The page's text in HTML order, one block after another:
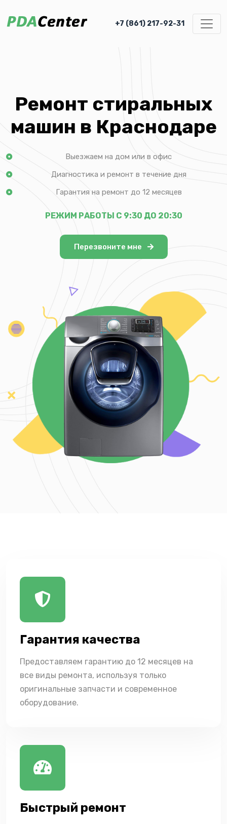
+7 (861) 217-92-31
Ремонт стиральных
машин в Краснодаре
Выезжаем на дом или в офис
Диагностика и ремонт в течение дня
Гарантия на ремонт до 12 месяцев
РЕЖИМ РАБОТЫ С 9:30 ДО 20:30
Перезвоните мне
Гарантия качества
Предоставляем гарантию до 12 месяцев на
все виды ремонта, используя только
оригинальные запчасти и современное
оборудование.
Быстрый ремонт